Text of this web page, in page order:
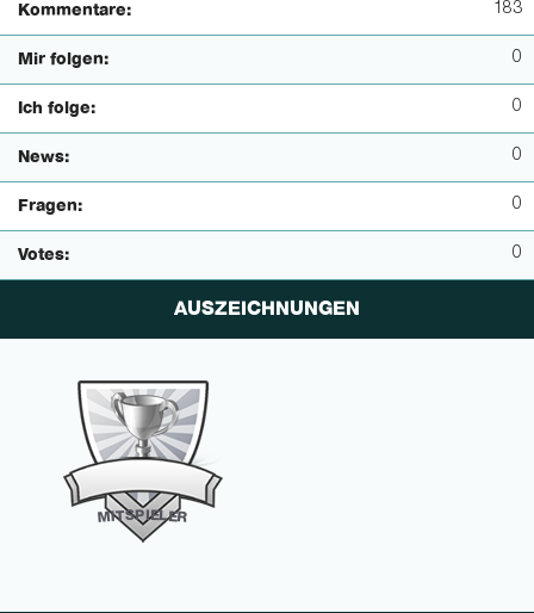
Kommentare: 183
Mir folgen: 0
Ich folge: 0
News: 0
Fragen: 0
Votes: 0
AUSZEICHNUNGEN
MITSPIELER